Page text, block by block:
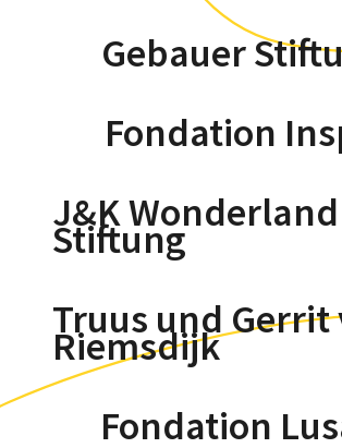
Gebauer
Fondation
J&K Wonderland
Stiftung
Truus und Gerrit
Riemsdijk
Fondation